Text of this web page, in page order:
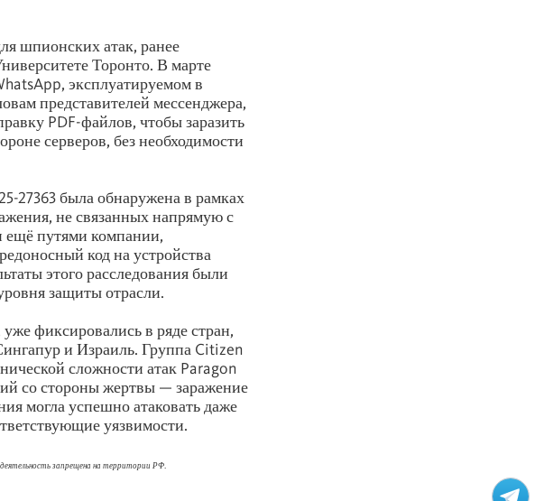
шпионских атак, ранее
Торонто. В марте
эксплуатируемом в
представителей мессенджера,
PDF-файлов, чтобы заразить
серверов, без необходимости
27363 была обнаружена в рамках
не связанных напрямую с
ещё путями компании,
код на устройства
этого расследования были
защиты отрасли.
фиксировались в ряде стран,
и Израиль. Группа Citizen
сложности атак Paragon
со стороны жертвы — заражение
могла успешно атаковать даже
уязвимости.
запрещена на территории РФ.